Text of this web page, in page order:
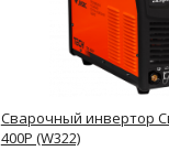
Сварочный инвертор
400P (W322)